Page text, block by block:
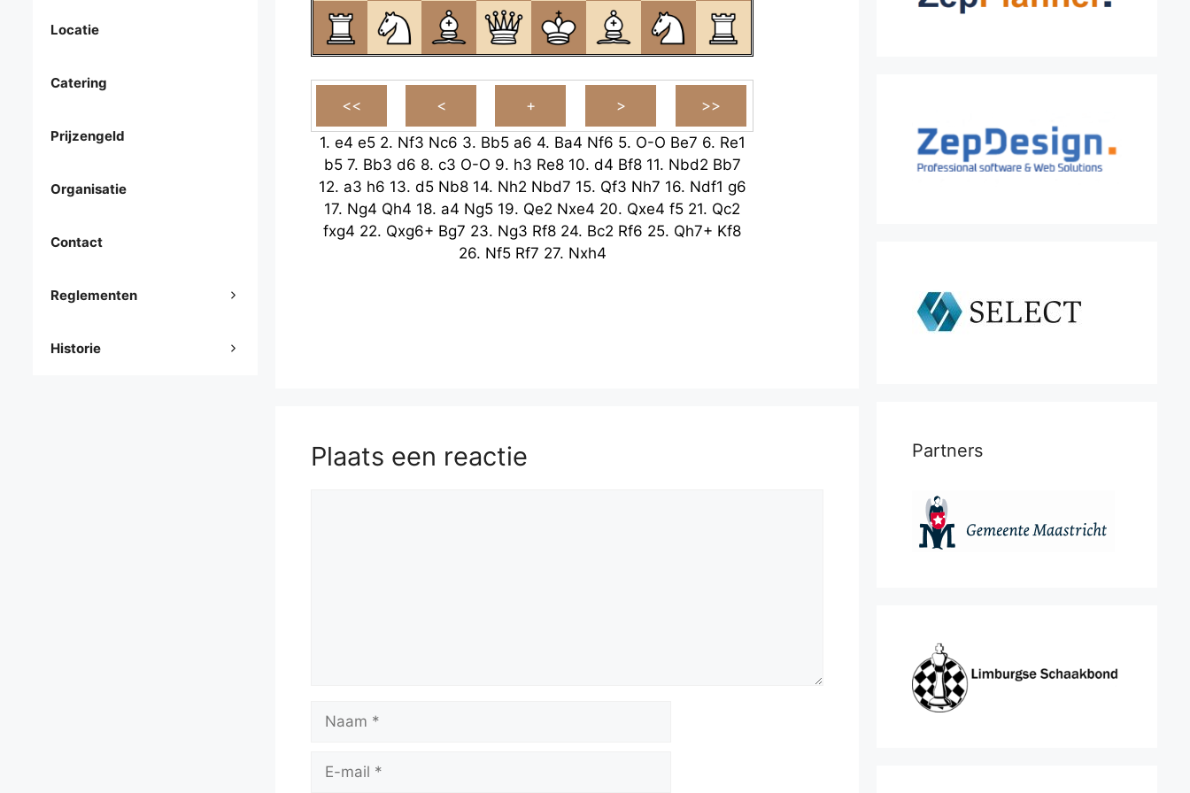
1. e4 e5 2. Nf3 Nc6 3. Bb5 a6 4. Ba4 Nf6 5. O-O Be7 6. Re1
b5 7. Bb3 d6 8. c3 O-O 9. h3 Re8 10. d4 Bf8 11. Nbd2 Bb7
12. a3 h6 13. d5 Nb8 14. Nh2 Nbd7 15. Qf3 Nh7 16. Ndf1 g6
17. Ng4 Qh4 18. a4 Ng5 19. Qe2 Nxe4 20. Qxe4 f5 21. Qc2
fxg4 22. Qxg6+ Bg7 23. Ng3 Rf8 24. Bc2 Rf6 25. Qh7+ Kf8
26. Nf5 Rf7 27. Nxh4
Plaats een reactie
mail
Locatie
Catering
Prijzengeld
Organisatie
Contact
Reglementen
Historie
Partners